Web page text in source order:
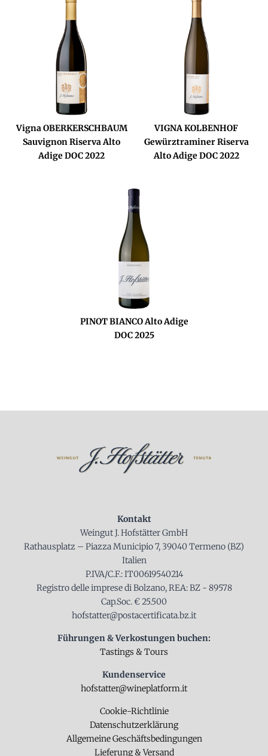
Vigna OBERKERSCHBAUM
Sauvignon Riserva Alto
Adige DOC 2022
VIGNA KOLBENHOF
Gewürztraminer Riserva
Alto Adige DOC 2022
PINOT BIANCO Alto Adige
DOC 2025
Kontakt
Weingut J. Hofstätter GmbH
Rathausplatz – Piazza Municipio 7, 39040 Termeno (BZ)
Italien
P.IVA/C.F.: IT00619540214
Registro delle imprese di Bolzano, REA: BZ - 89578
Cap.Soc. € 25.500
hofstatter@postacertificata.bz.it
Führungen & Verkostungen buchen:
Tastings & Tours
Kundenservice
hofstatter@wineplatform.it
Cookie-Richtlinie
Datenschutzerklärung
Allgemeine Geschäftsbedingungen
Lieferung & Versand